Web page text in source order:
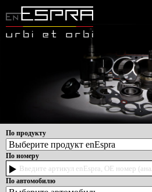
По продукту
По номеру
По автомобилю